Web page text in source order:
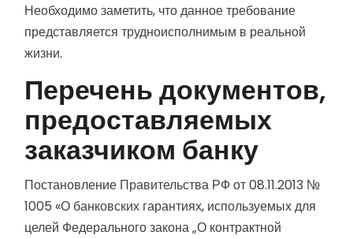
Необходимо заметить, что данное требование
представляется трудноисполнимым в реальной
жизни.
Перечень документов,
предоставляемых
заказчиком банку
Постановление Правительства РФ от 08.11.2013 №
1005 «О банковских гарантиях, используемых для
целей Федерального закона „О контрактной